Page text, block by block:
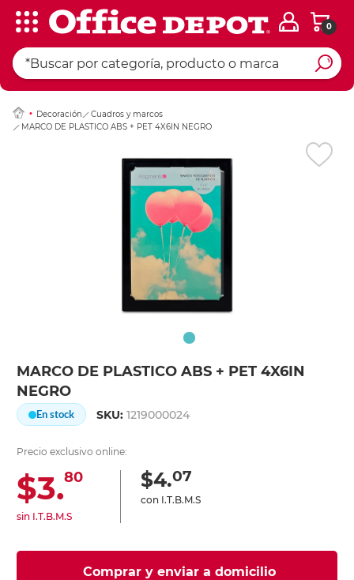
0
Decoración
Cuadros y marcos
MARCO DE PLASTICO ABS + PET 4X6IN NEGRO
MARCO DE PLASTICO ABS + PET 4X6IN
NEGRO
En stock SKU:1219000024
Precio exclusivo online:
$3.80
sin I.T.B.M.S
$4.07
con I.T.B.M.S
Comprar y enviar a domicilio
Ingresar Codigo